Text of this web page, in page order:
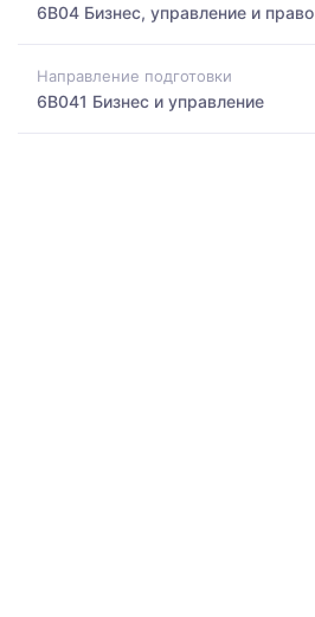
6B04 Бизнес, управление и право
Направление подготовки
6B041 Бизнес и управление